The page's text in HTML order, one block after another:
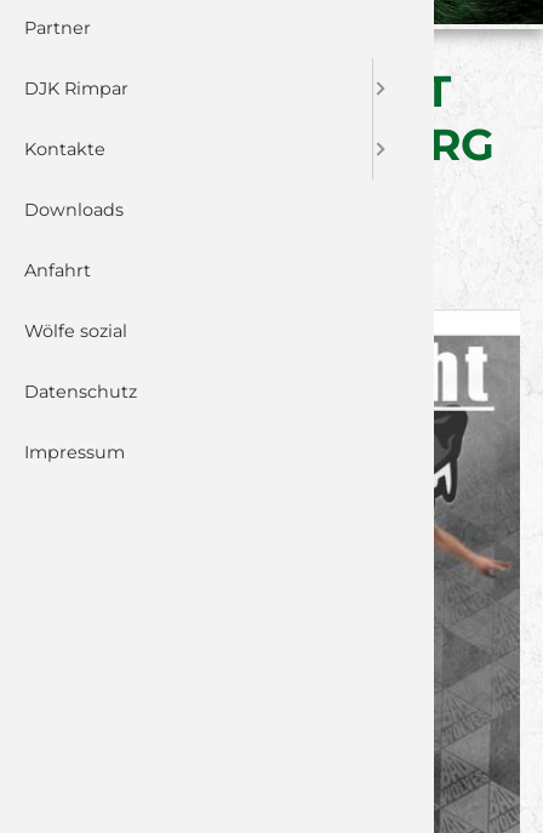
U23: NACHBERICHT
LAUF-HEROLDSBERG
LAUF/HEROLDSBERG
Partner
DJK Rimpar
Kontakte
Downloads
Anfahrt
Wölfe sozial
Datenschutz
Impressum